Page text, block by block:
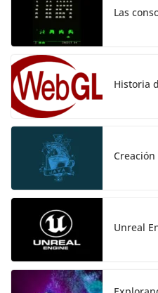
Las
Historia
Creación
Unreal